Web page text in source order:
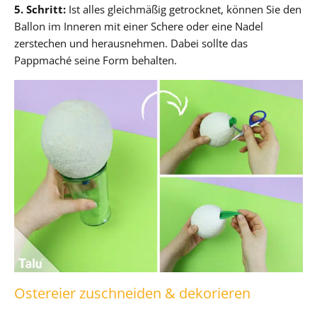
5. Schritt: Ist alles gleichmäßig getrocknet, können Sie den
Ballon im Inneren mit einer Schere oder eine Nadel
zerstechen und herausnehmen. Dabei sollte das
Pappmaché seine Form behalten.
Ostereier zuschneiden & dekorieren